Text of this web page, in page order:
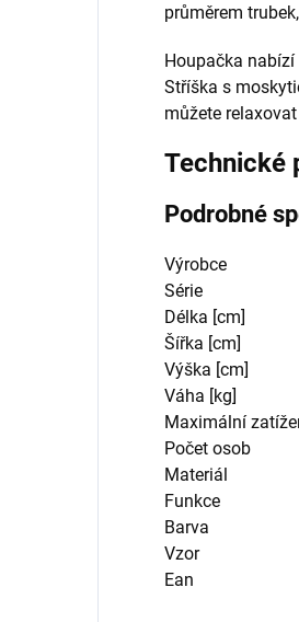
průměrem
Houpačka
Stříška s
můžete
Technické
Podrobné
Výrobce
Série
Délka [cm]
Šířka [cm]
Výška [cm]
Váha [kg]
Maximální
Počet osob
Materiál
Funkce
Barva
Vzor
Ean